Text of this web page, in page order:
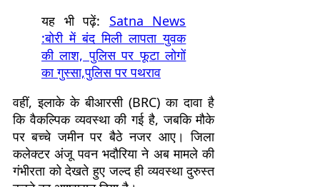
यह भी पढ़ें:
Satna News
:बोरी में बंद मिली लापता युवक
की लाश, पुलिस पर फूटा लोगों
का गुस्सा,पुलिस पर पथराव
वहीं, इलाके के बीआरसी (BRC) का दावा है
कि वैकल्पिक व्यवस्था की गई है, जबकि मौके
पर बच्चे जमीन पर बैठे नजर आए। जिला
कलेक्टर अंजू पवन भदौरिया ने अब मामले की
गंभीरता को देखते हुए जल्द ही व्यवस्था दुरुस्त